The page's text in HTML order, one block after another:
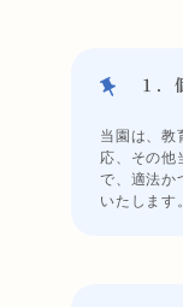
１．
当園は、教
応、その他
で、適法か
いたします。